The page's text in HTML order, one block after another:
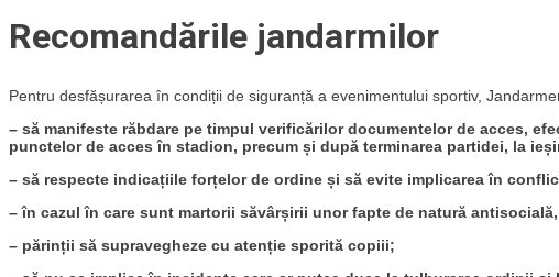
Recomandările jandarmilor
Pentru desfășurarea în condiții de siguranță a evenimentului sportiv,
– să manifeste răbdare pe timpul verificărilor documentelor de acces,
punctelor de acces în stadion, precum și după terminarea partidei, la
– să respecte indicațiile forțelor de ordine și să evite implicarea în
– în cazul în care sunt martorii săvârșirii unor fapte de natură
– părinții să supravegheze cu atenție sporită copiii;